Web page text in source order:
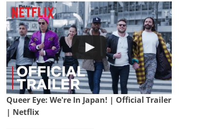
Queer Eye: We're In Japan! | Official Trailer
| Netflix